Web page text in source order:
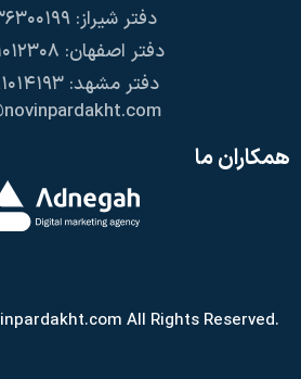
دفتر شیراز: ۳۶۳۰۰۱۹۹-۰۷۱
دفتر اصفهان: ۹۱۰۱۲۳۰۸-۰۳۱
دفتر مشهد: ۹۱۰۱۴۱۹۳-۰۵۱
همکاران ما
All Rights Reserved.